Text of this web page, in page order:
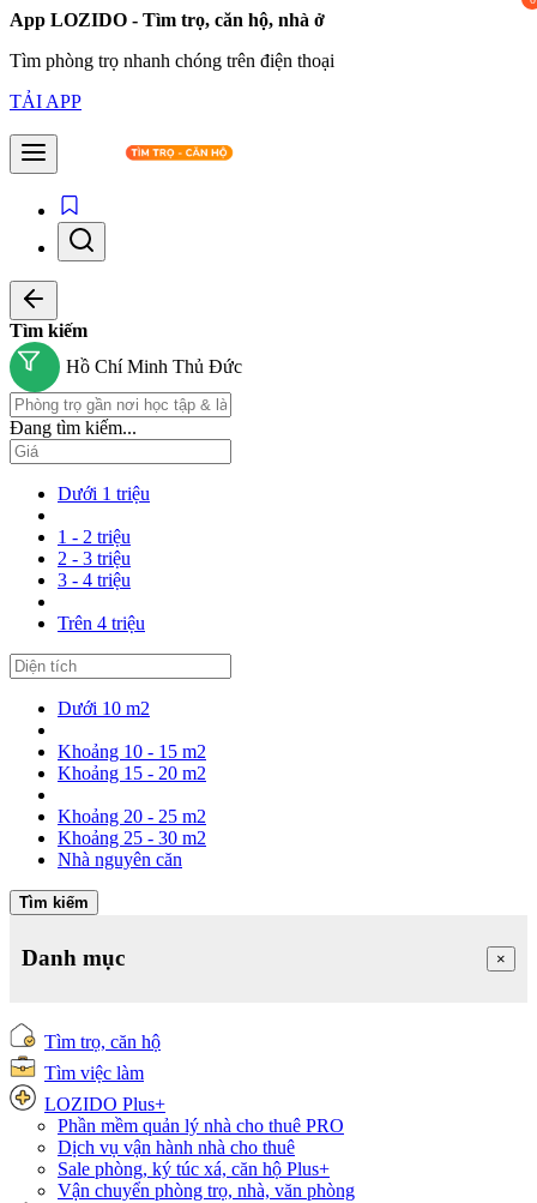
App LOZIDO - Tìm trọ, căn hộ, nhà ở
Tìm phòng trọ nhanh chóng trên điện thoại
TẢI APP
Tìm kiếm
Hồ Chí Minh Thủ Đức
Đang tìm kiếm...
Dưới 1 triệu
1 - 2 triệu
2 - 3 triệu
3 - 4 triệu
Trên 4 triệu
Dưới 10 m2
Khoảng 10 - 15 m2
Khoảng 15 - 20 m2
Khoảng 20 - 25 m2
Khoảng 25 - 30 m2
Nhà nguyên căn
Tìm kiếm
Danh mục ×
Tìm trọ, căn hộ
Tìm việc làm
LOZIDO Plus+
Phần mềm quản lý nhà cho thuê PRO
Dịch vụ vận hành nhà cho thuê
Sale phòng, ký túc xá, căn hộ Plus+
Vận chuyển phòng trọ, nhà, văn phòng